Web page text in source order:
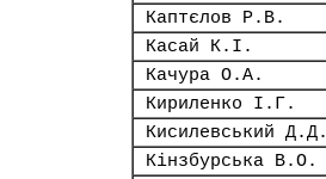
Каптєлов Р.В.
Касай К.І.
Качура О.А.
Кириленко І.Г.
Кисилевський Д.Д.
Кінзбурська В.О.